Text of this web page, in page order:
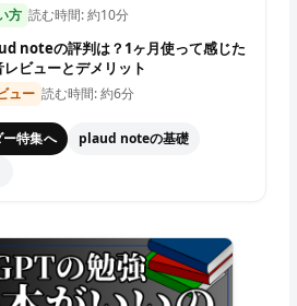
方 読む時間: 約10分
noteの評判は？1ヶ月使って感じた
レビューとデメリット
ュー 読む時間: 約6分
特集へ
plaud noteの基礎